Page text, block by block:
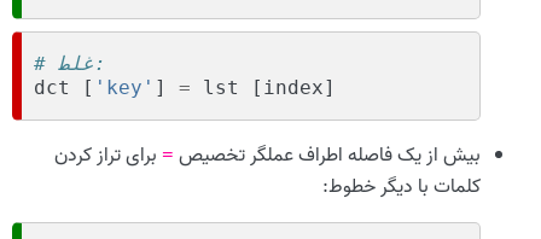
# غلط:
dct
[ 'key' ] = lst [ index]
بیش از یک فاصله اطراف عملگر تخصیص = برای تراز کردن
کلمات با دیگر خطوط: